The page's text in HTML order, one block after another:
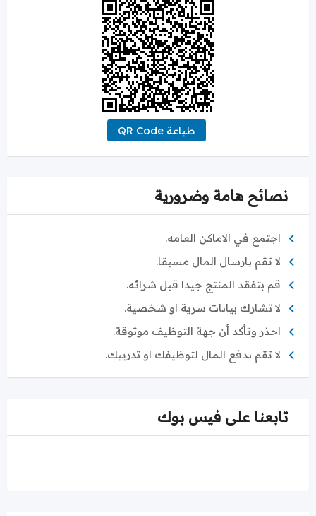
طباعة QR Code
نصائح هامة وضرورية
اجتمع في الاماكن العامه.
لا تقم بارسال المال مسبقا.
قم بتفقد المنتج جيدا قبل شرائه.
لا تشارك بيانات سرية او شخصية.
احذر وتأكد أن جهة التوظيف موثوقة.
لا تقم بدفع المال لتوظيفك او تدريبك.
تابعنا على فيس بوك